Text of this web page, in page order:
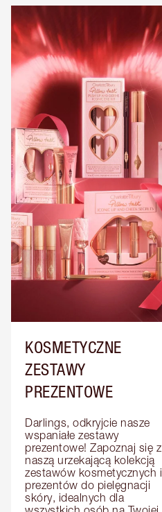
KOSMETYCZNE
ZESTAWY
PREZENTOWE
Darlings, odkryjcie nasze
wspaniałe zestawy
prezentowe! Zapoznaj się z
naszą urzekającą kolekcją
zestawów kosmetycznych i
prezentów do pielęgnacji
skóry, idealnych dla